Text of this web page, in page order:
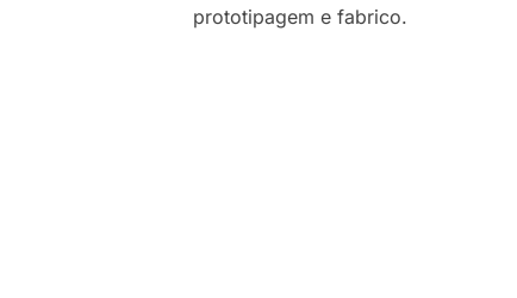
prototipagem e fabrico.